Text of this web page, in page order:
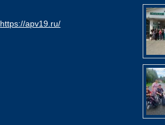
https://apv19.ru/